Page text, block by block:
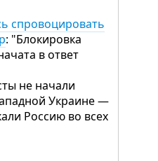
спровоцировать
: "Блокировка
в ответ
не начали
Украине —
Россию во всех